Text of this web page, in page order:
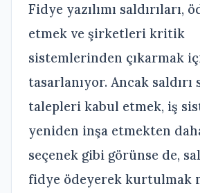
Fidye yazılımı saldırıları,
etmek ve şirketleri kritik
sistemlerinden çıkarmak
tasarlanıyor. Ancak saldırı
talepleri kabul etmek, iş
yeniden inşa etmekten
seçenek gibi görünse de,
fidye ödeyerek kurtulmak